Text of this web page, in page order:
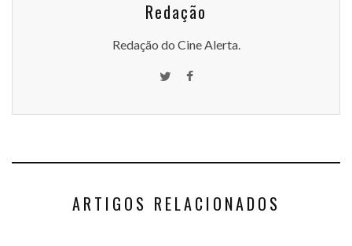
Redação
Redação do Cine Alerta.
ARTIGOS RELACIONADOS